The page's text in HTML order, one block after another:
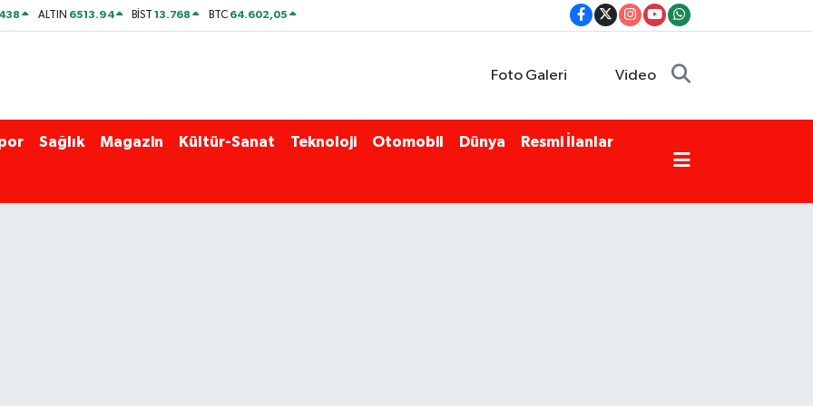
ALTIN 6513.94 BİST13.768 BTC 64.602,05
Foto Galeri Video
Sağlık Magazin Kültür-Sanat Teknoloji Otomobil Dünya Resmi İlanlar